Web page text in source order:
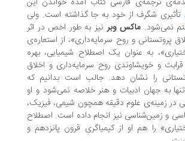
شگرف از خود به جا گذاشته است. ولی
ماکس وبرنیز به طور اخص در اثر
و روح سرمایه‌داری»، از استعاره‌ی
به عنوان یک اصطلاح شیمیایی، بهره
خویشاوندی روح سرمایه‌داری و اخلاق
را نشان دهد. جالب است بدانیم که
ادبیات و هنر خلاصه نمی‌شود و او
علوم دقیقه همچون شیمی، فیزیک،
نیز انجام داده است. اصطلاح
هم او از کیمیاگریِ قرون پانزدهم و